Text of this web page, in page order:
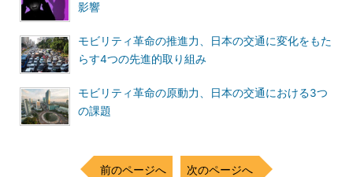
影響
モビリティ革命の推進力、日本の交通に変化をもた
らす4つの先進的取り組み
モビリティ革命の原動力、日本の交通における3つ
の課題
前のページへ 次のページへ